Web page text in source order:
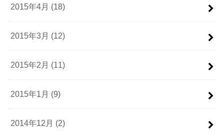
2015年4月 (18)
2015年3月 (12)
2015年2月 (11)
2015年1月 (9)
2014年12月 (2)